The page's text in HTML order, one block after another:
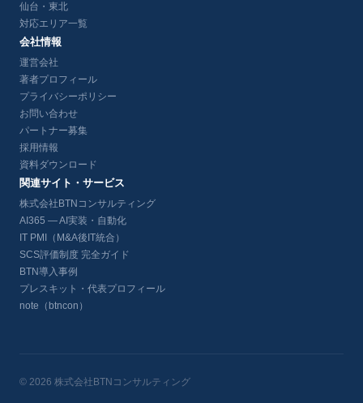
仙台・東北
対応エリア一覧
会社情報
運営会社
著者プロフィール
プライバシーポリシー
お問い合わせ
パートナー募集
採用情報
資料ダウンロード
関連サイト・サービス
株式会社BTNコンサルティング
AI365 — AI実装・自動化
IT PMI（M&A後IT統合）
SCS評価制度 完全ガイド
BTN導入事例
プレスキット・代表プロフィール
note（btncon）
© 2026 株式会社BTNコンサルティング